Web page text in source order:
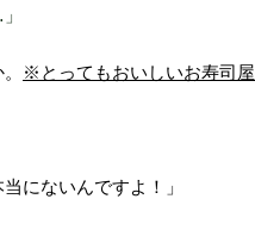
※とってもおいしいお寿司屋
にないんですよ！」